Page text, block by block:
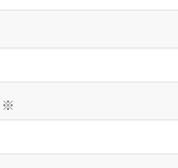
※